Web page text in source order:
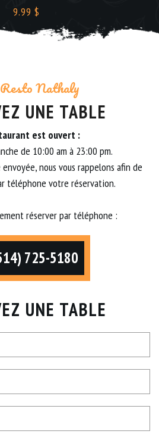
9.99 $
Nathaly
UNE TABLE
est ouvert :
de 10:00 am à 23:00 pm.
nous vous rappelons afin de
téléphone votre réservation.
réserver par téléphone :
725-5180
UNE TABLE